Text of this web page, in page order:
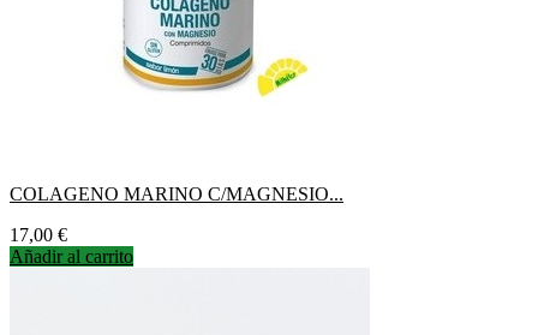
COLAGENO MARINO C/MAGNESIO...
Precio
17,00 €
Añadir al carrito